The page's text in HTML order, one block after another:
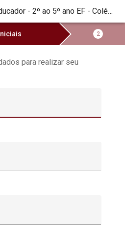
Conversa com Educador - 2º ao 5º ano EF - Colégio Santa Cecília
2
para realizar seu